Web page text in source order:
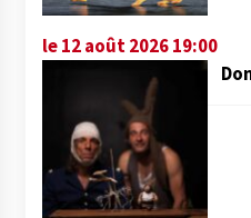
le 12 août 2026 19:00